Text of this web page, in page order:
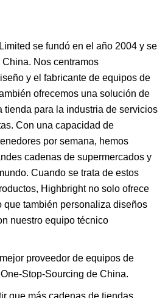
se fundó en el año 2004 y se
Nos centramos
y el fabricante de equipos de
ofrecemos una solución de
tienda para la industria de servicios
Con una capacidad de
por semana, hemos
cadenas de supermercados y
Cuando se trata de estos
Highbright no solo ofrece
que también personaliza diseños
nuestro equipo técnico
proveedor de equipos de
Stop-Sourcing de China.